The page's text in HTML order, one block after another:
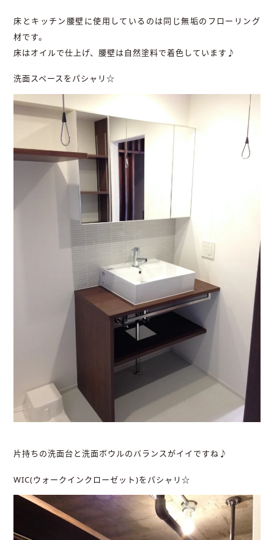
床とキッチン腰壁に使用しているのは同じ無垢のフローリング
材です。
床はオイルで仕上げ、腰壁は自然塗料で着色しています♪
洗面スペースをパシャリ☆
片持ちの洗面台と洗面ボウルのバランスがイイですね♪
WIC(ウォークインクローゼット)をパシャリ☆